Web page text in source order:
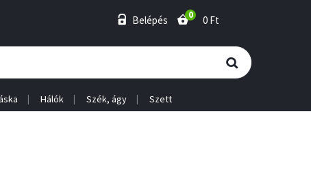
Belépés 0 0 Ft
Hálók Szék, ágy Szett